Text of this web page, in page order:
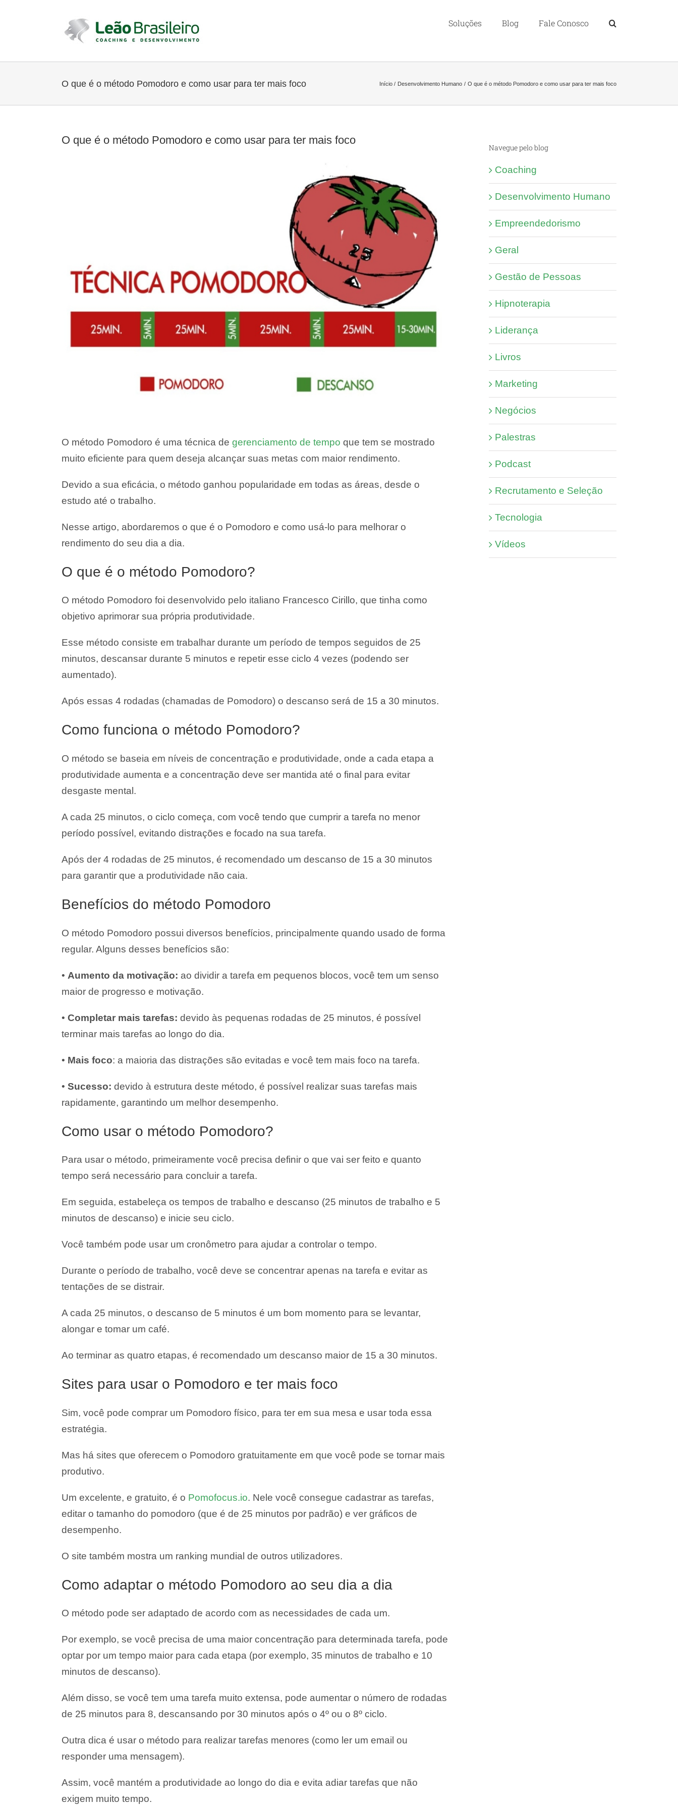
Soluções Blog Fale Conosco
O que é o método Pomodoro e como usar para ter mais foco Início Desenvolvimento Humano O que é o método Pomodoro e como usar para ter mais foco
O que é o método Pomodoro e como usar para ter mais foco
O método Pomodoro é uma técnica de gerenciamento de tempo que tem se mostrado
muito eficiente para quem deseja alcançar suas metas com maior rendimento.
Devido a sua eficácia, o método ganhou popularidade em todas as áreas, desde o
estudo até o trabalho.
Nesse artigo, abordaremos o que é o Pomodoro e como usá-lo para melhorar o
rendimento do seu dia a dia.
O que é o método Pomodoro?
O método Pomodoro foi desenvolvido pelo italiano Francesco Cirillo, que tinha como
objetivo aprimorar sua própria produtividade.
Esse método consiste em trabalhar durante um período de tempos seguidos de 25
minutos, descansar durante 5 minutos e repetir esse ciclo 4 vezes (podendo ser
aumentado).
Após essas 4 rodadas (chamadas de Pomodoro) o descanso será de 15 a 30 minutos.
Como funciona o método Pomodoro?
O método se baseia em níveis de concentração e produtividade, onde a cada etapa a
produtividade aumenta e a concentração deve ser mantida até o final para evitar
desgaste mental.
A cada 25 minutos, o ciclo começa, com você tendo que cumprir a tarefa no menor
período possível, evitando distrações e focado na sua tarefa.
Após der 4 rodadas de 25 minutos, é recomendado um descanso de 15 a 30 minutos
para garantir que a produtividade não caia.
Benefícios do método Pomodoro
O método Pomodoro possui diversos benefícios, principalmente quando usado de forma
regular. Alguns desses benefícios são:
• Aumento da motivação: ao dividir a tarefa em pequenos blocos, você tem um senso
maior de progresso e motivação.
• Completar mais tarefas: devido às pequenas rodadas de 25 minutos, é possível
terminar mais tarefas ao longo do dia.
• Mais foco: a maioria das distrações são evitadas e você tem mais foco na tarefa.
• Sucesso: devido à estrutura deste método, é possível realizar suas tarefas mais
rapidamente, garantindo um melhor desempenho.
Como usar o método Pomodoro?
Para usar o método, primeiramente você precisa definir o que vai ser feito e quanto
tempo será necessário para concluir a tarefa.
Em seguida, estabeleça os tempos de trabalho e descanso (25 minutos de trabalho e 5
minutos de descanso) e inicie seu ciclo.
Você também pode usar um cronômetro para ajudar a controlar o tempo.
Durante o período de trabalho, você deve se concentrar apenas na tarefa e evitar as
tentações de se distrair.
A cada 25 minutos, o descanso de 5 minutos é um bom momento para se levantar,
alongar e tomar um café.
Ao terminar as quatro etapas, é recomendado um descanso maior de 15 a 30 minutos.
Sites para usar o Pomodoro e ter mais foco
Sim, você pode comprar um Pomodoro físico, para ter em sua mesa e usar toda essa
estratégia.
Mas há sites que oferecem o Pomodoro gratuitamente em que você pode se tornar mais
produtivo.
Um excelente, e gratuito, é o Pomofocus.io. Nele você consegue cadastrar as tarefas,
editar o tamanho do pomodoro (que é de 25 minutos por padrão) e ver gráficos de
desempenho.
O site também mostra um ranking mundial de outros utilizadores.
Como adaptar o método Pomodoro ao seu dia a dia
O método pode ser adaptado de acordo com as necessidades de cada um.
Por exemplo, se você precisa de uma maior concentração para determinada tarefa, pode
optar por um tempo maior para cada etapa (por exemplo, 35 minutos de trabalho e 10
minutos de descanso).
Além disso, se você tem uma tarefa muito extensa, pode aumentar o número de rodadas
de 25 minutos para 8, descansando por 30 minutos após o 4º ou o 8º ciclo.
Outra dica é usar o método para realizar tarefas menores (como ler um email ou
responder uma mensagem).
Assim, você mantém a produtividade ao longo do dia e evita adiar tarefas que não
exigem muito tempo.
Navegue pelo blog
Coaching
Desenvolvimento Humano
Empreendedorismo
Geral
Gestão de Pessoas
Hipnoterapia
Liderança
Livros
Marketing
Negócios
Palestras
Podcast
Recrutamento e Seleção
Tecnologia
Vídeos